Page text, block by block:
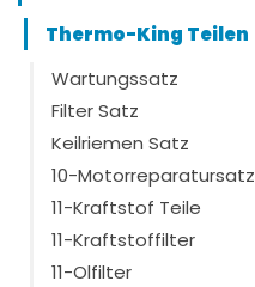
Thermo-King Teilen
Wartungssatz
Filter Satz
Keilriemen Satz
10-Motorreparatursatz
11-Kraftstof Teile
11-Kraftstoffilter
11-Olfilter